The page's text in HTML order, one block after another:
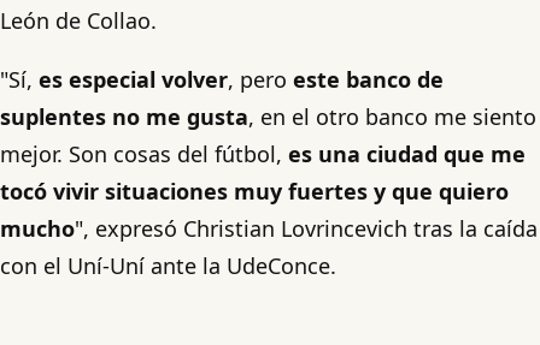
León de Collao.
"Sí, es especial volver, pero este banco de
suplentes no me gusta, en el otro banco me siento
mejor. Son cosas del fútbol, es una ciudad que me
tocó vivir situaciones muy fuertes y que quiero
mucho", expresó Christian Lovrincevich tras la caída
con el Uní-Uní ante la UdeConce.